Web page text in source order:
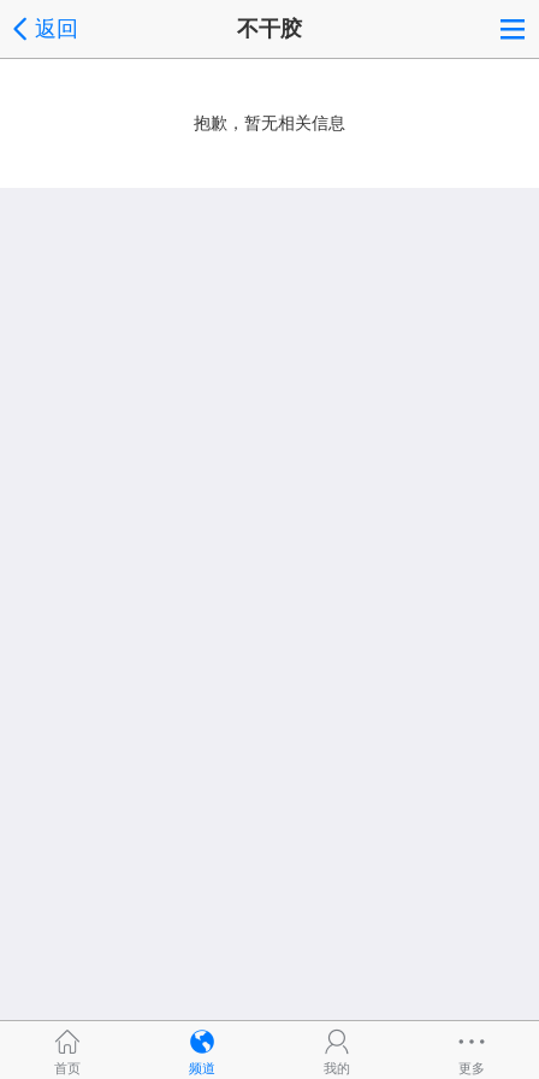
返回 不干胶
抱歉，暂无相关信息
首页 频道 我的 更多